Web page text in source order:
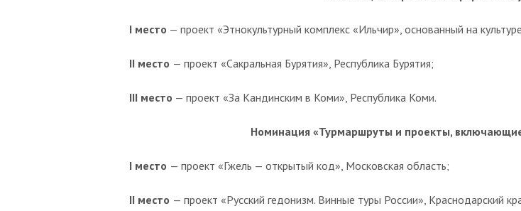
I место — проект «Этнокультурный комплекс «Ильчир», основанный на
II место — проект «Сакральная Бурятия», Республика Бурятия;
III место — проект «За Кандинским в Коми», Республика Коми.
Номинация «Турмаршруты и проекты,
I место — проект «Гжель — открытый код», Московская область;
II место — проект «Русский гедонизм. Винные туры России», Краснодарский